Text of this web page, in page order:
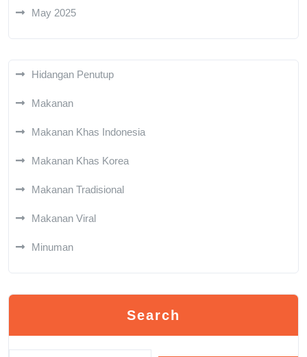
May 2025
Hidangan Penutup
Makanan
Makanan Khas Indonesia
Makanan Khas Korea
Makanan Tradisional
Makanan Viral
Minuman
Search